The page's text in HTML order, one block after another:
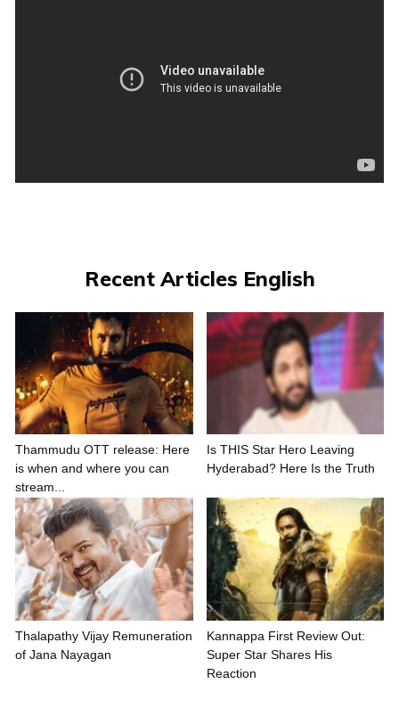
Recent Articles English
Thammudu OTT release: Here
is when and where you can
stream...
Is THIS Star Hero Leaving
Hyderabad? Here Is the Truth
Thalapathy Vijay Remuneration
of Jana Nayagan
Kannappa First Review Out:
Super Star Shares His
Reaction